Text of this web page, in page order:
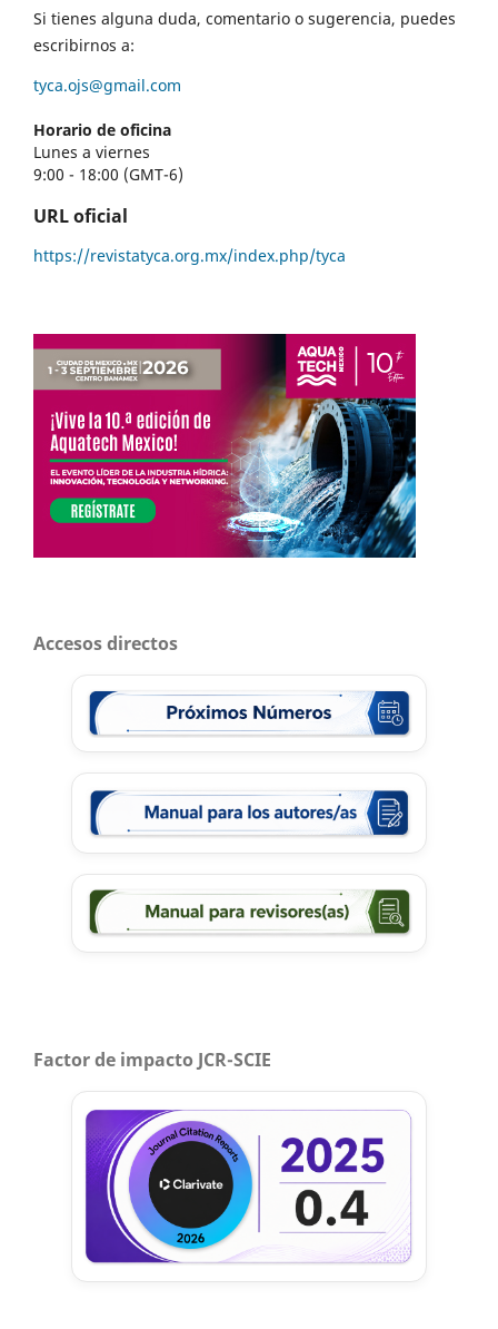
Si tienes alguna duda, comentario o sugerencia, puedes
escribirnos a:
tyca.ojs@gmail.com
Horario de oficina
Lunes a viernes
9:00 - 18:00 (GMT-6)
URL oficial
https://revistatyca.org.mx/index.php/tyca
Accesos directos
Factor de impacto JCR-SCIE